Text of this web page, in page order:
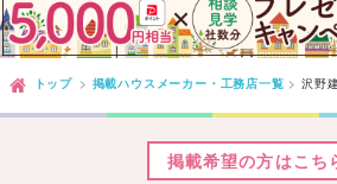
トップ 掲載ハウスメーカー・工務店一覧 沢野
掲載希望の方はこち